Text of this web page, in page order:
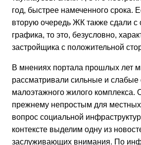
год, быстрее намеченного срока.
вторую очередь ЖК также сдали
графика, то это, безусловно,
застройщика с положительной
В мнениях портала прошлых лет
рассматривали сильные и слабые
малоэтажного жилого комплекса.
прежнему непростым для местных
вопрос социальной
контексте выделим одну из
заслуживающих внимания. По